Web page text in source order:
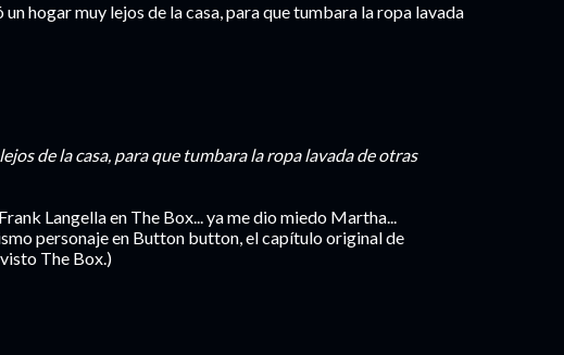
hogar muy lejos de la casa, para que tumbara la ropa lavada
de la casa, para que tumbara la ropa lavada de otras
Langella en The Box... ya me dio miedo Martha...
personaje en Button button, el capítulo original de
The Box.)